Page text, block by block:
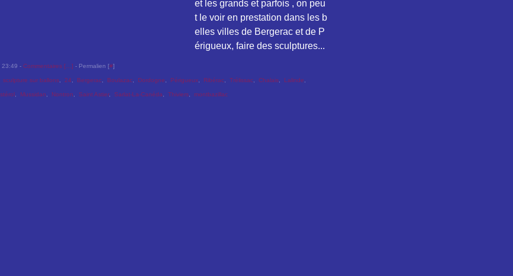
et les grands et parfois , on peu
t le voir en prestation dans les b
elles villes de Bergerac et de P
érigueux, faire des sculptures...
23:49 - Commentaires [ ] - Permalien [#]
sculpture sur ballons 24 Bergerac Boulazac Dordogne Périgueux Ribérac Trélissac Chalais Lalinde
Mussidan Nontron Saint Astier, Sarlat-La-Canéda Thiviers montbazillac